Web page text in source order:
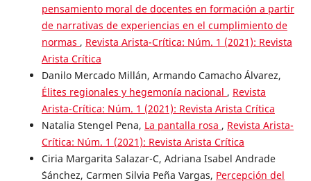
pensamiento moral de docentes en formación a partir
de narrativas de experiencias en el cumplimiento de
normas , Revista Arista-Crítica: Núm. 1 (2021): Revista
Arista Crítica
Danilo Mercado Millán, Armando Camacho Álvarez,
Élites regionales y hegemonía nacional , Revista
Arista-Crítica: Núm. 1 (2021): Revista Arista Crítica
Natalia Stengel Pena, La pantalla rosa , Revista Arista-
Crítica: Núm. 1 (2021): Revista Arista Crítica
Ciria Margarita Salazar-C, Adriana Isabel Andrade
´Sánchez, Carmen Silvia Peña Vargas, Percepción del